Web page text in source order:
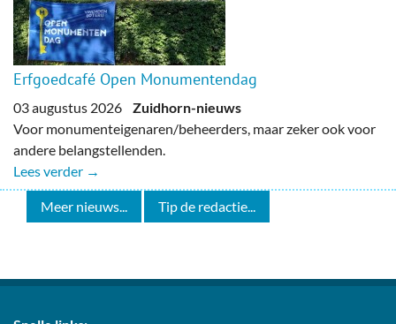
Erfgoedcafé Open Monumentendag
03 augustus 2026 Zuidhorn-nieuws
Voor monumenteigenaren/beheerders, maar zeker ook voor
andere belangstellenden.
Lees verder →
Meer nieuws... Tip de redactie...